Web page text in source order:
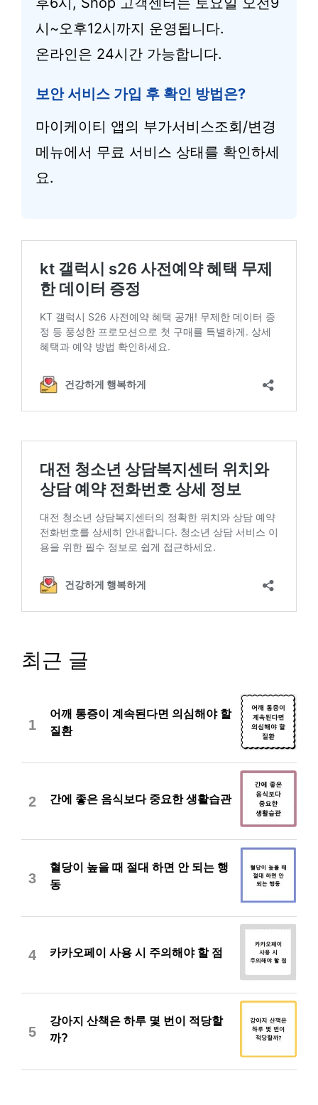
시~오후12시까지 운영됩니다.
온라인은 24시간 가능합니다.
보안 서비스 가입 후 확인 방법은?
마이케이티 앱의 부가서비스조회/변경
메뉴에서 무료 서비스 상태를 확인하세
요.
최근 글
1
어깨 통증이 계속된다면 의심해야 할
질환
2 간에 좋은 음식보다 중요한 생활습관
3
혈당이 높을 때 절대 하면 안 되는 행
동
4 카카오페이 사용 시 주의해야 할 점
5
강아지 산책은 하루 몇 번이 적당할
까?